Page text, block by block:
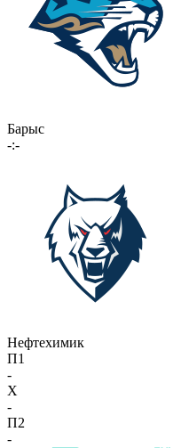
Барыс
-:-
Нефтехимик
П1
-
X
-
П2
-